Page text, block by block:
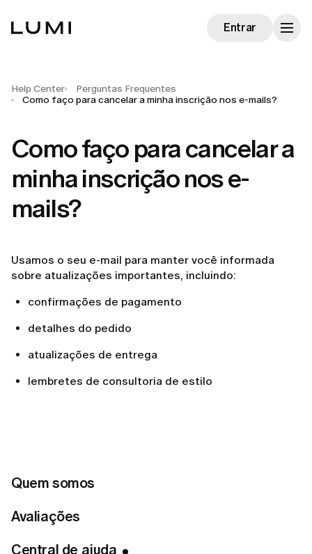
Quem somos
Avaliações
Central de ajuda
Entrar
Help Center
Perguntas Frequentes
Como faço para cancelar a minha inscrição nos e-mails?
Como faço para cancelar a
minha inscrição nos e-
mails?
Usamos o seu e-mail para manter você informada
sobre atualizações importantes, incluindo:
confirmações de pagamento
detalhes do pedido
atualizações de entrega
lembretes de consultoria de estilo
LUMI.
Vá até o final do e-mail.